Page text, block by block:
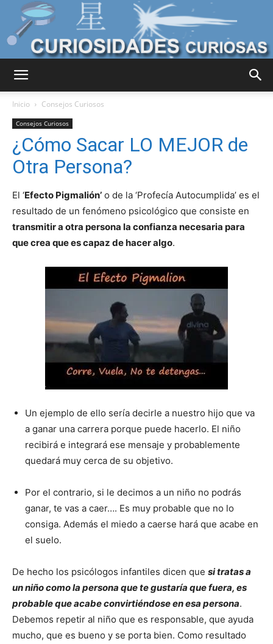
Curiosas
del
Mundo
Inicio Consejos Curiosos
Consejos Curiosos
¿Cómo Sacar LO MEJOR de
Otra Persona?
El ‘Efecto Pigmalión’ o de la ‘Profecía Autocumplida’ es el
resultado de un fenómeno psicológico que consiste en
transmitir a otra persona la confianza necesaria para
que crea que es capaz de hacer algo.
Un ejemplo de ello sería decirle a nuestro hijo que va
a ganar una carrera porque puede hacerlo. El niño
recibirá e integrará ese mensaje y probablemente
quedará muy cerca de su objetivo.
Por el contrario, si le decimos a un niño no podrás
ganar, te vas a caer…. Es muy probable que no lo
consiga. Además el miedo a caerse hará que acabe en
el suelo.
De hecho los psicólogos infantiles dicen que si tratas a
un niño como la persona que te gustaría que fuera, es
probable que acabe convirtiéndose en esa persona.
Debemos repetir al niño que es responsable, que ayuda
mucho, que es bueno y se porta bien. Como resultado